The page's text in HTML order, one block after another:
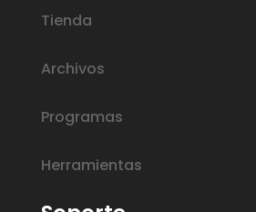
Tienda
Archivos
Programas
Herramientas